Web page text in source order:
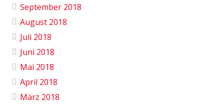
September 2018
August 2018
Juli 2018
Juni 2018
Mai 2018
April 2018
März 2018